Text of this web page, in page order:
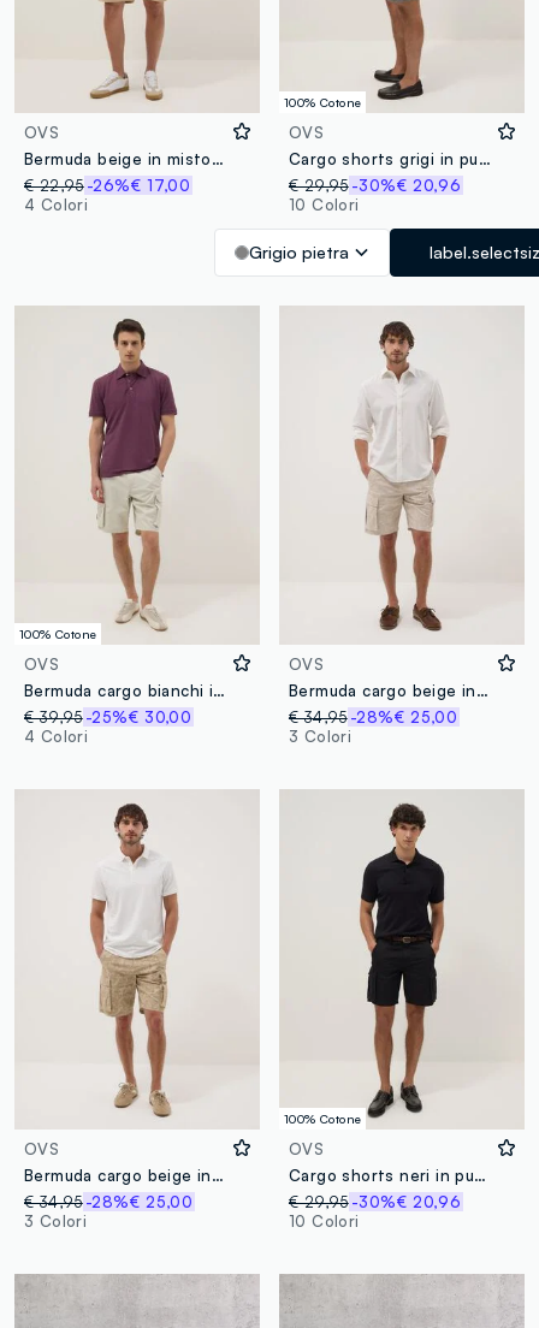
OVS
Bermuda beige in misto cotone con tasche cargo relaxed fit
€ 22,95-26%€ 17,00
4 Colori
100% Cotone
OVS
Cargo shorts grigi in puro cotone regular fit
€ 29,95 -30%€ 20,96
10 Colori
Grigio pietra
100% Cotone
OVS
Bermuda cargo bianchi in puro cotone regular fit
€ 39,95-25%€ 30,00
4 Colori
OVS
Bermuda cargo beige in cotone elasticizzato regular fit
€ 34,95 -28%€ 25,00
3 Colori
OVS
Bermuda cargo beige in cotone elasticizzato regular fit
€ 34,95-28%€ 25,00
3 Colori
100% Cotone
OVS
Cargo shorts neri in puro cotone regular fit
€ 29,95 -30%€ 20,96
10 Colori